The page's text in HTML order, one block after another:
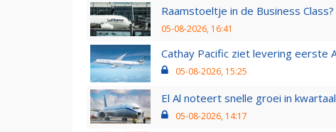
Raamstoeltje in de Business
05-08-2026, 16:41
Cathay Pacific ziet levering eerste
05-08-2026, 15:25
El Al noteert snelle groei in
05-08-2026, 14:17